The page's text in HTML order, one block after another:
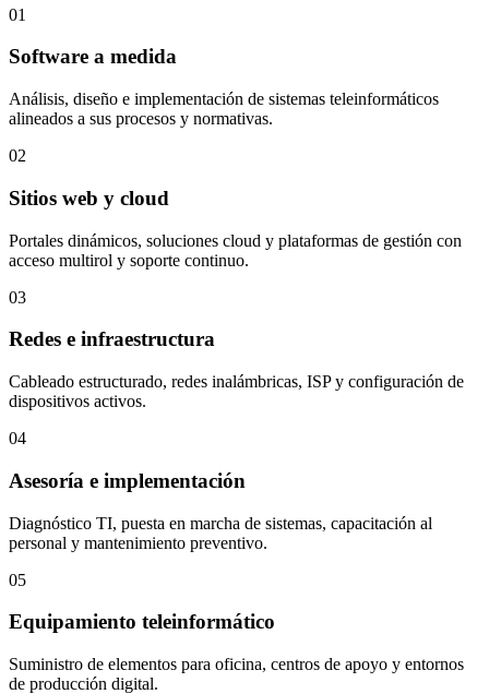
01
Software a medida
Análisis, diseño e implementación de sistemas teleinformáticos
alineados a sus procesos y normativas.
02
Sitios web y cloud
Portales dinámicos, soluciones cloud y plataformas de gestión con
acceso multirol y soporte continuo.
03
Redes e infraestructura
Cableado estructurado, redes inalámbricas, ISP y configuración de
dispositivos activos.
04
Asesoría e implementación
Diagnóstico TI, puesta en marcha de sistemas, capacitación al
personal y mantenimiento preventivo.
05
Equipamiento teleinformático
Suministro de elementos para oficina, centros de apoyo y entornos
de producción digital.